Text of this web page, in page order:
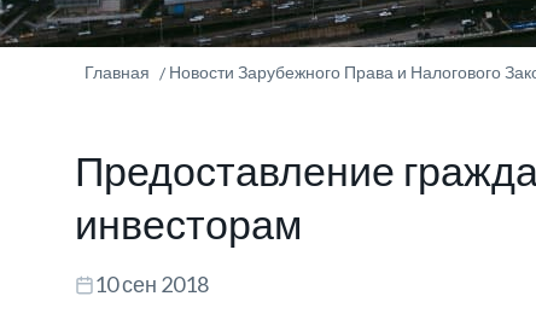
Главная Новости Зарубежного Права и Налогового
Предоставление
инвесторам
10 сен 2018